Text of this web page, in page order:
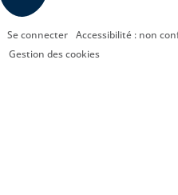
Se connecter
Accessibilité : non
Gestion des cookies